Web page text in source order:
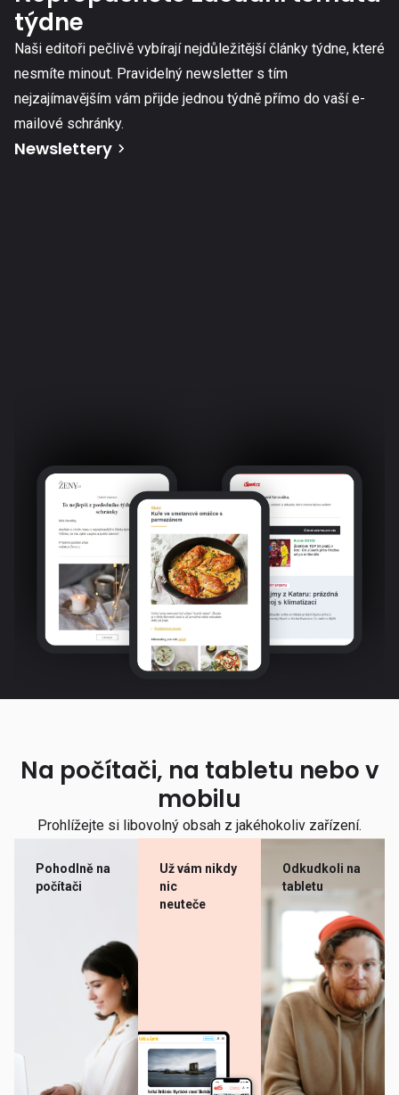
týdne
Naši editoři pečlivě vybírají nejdůležitější články týdne, které
nesmíte minout. Pravidelný newsletter s tím
nejzajímavějším vám přijde jednou týdně přímo do vaší e-
mailové schránky.
Newslettery
Na počítači, na tabletu nebo v
mobilu
Prohlížejte si libovolný obsah z jakéhokoliv zařízení.
Pohodlně na
počítači
Už vám nikdy
nic
neuteče
Odkudkoli na
tabletu